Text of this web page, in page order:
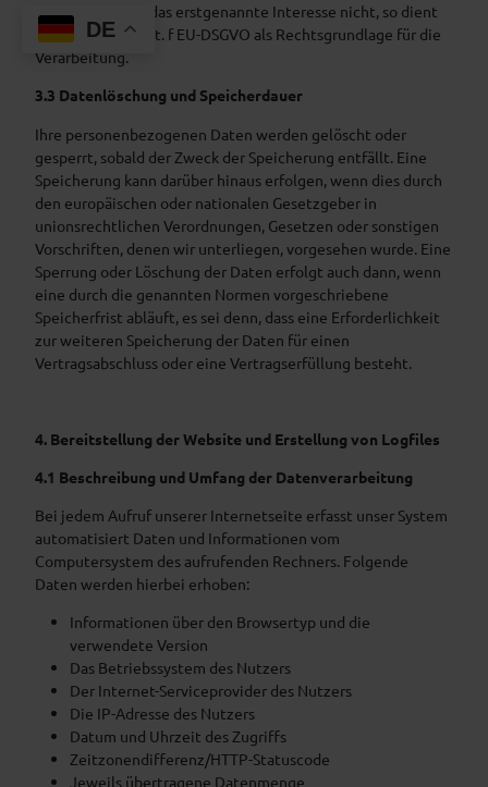
Grundfreiheiten das erstgenannte Interesse nicht, so dient
uns Art. 6 Abs. 1 lit. f EU-DSGVO als Rechtsgrundlage für die
Verarbeitung.
3.3 Datenlöschung und Speicherdauer
Ihre personenbezogenen Daten werden gelöscht oder
gesperrt, sobald der Zweck der Speicherung entfällt. Eine
Speicherung kann darüber hinaus erfolgen, wenn dies durch
den europäischen oder nationalen Gesetzgeber in
unionsrechtlichen Verordnungen, Gesetzen oder sonstigen
Vorschriften, denen wir unterliegen, vorgesehen wurde. Eine
Sperrung oder Löschung der Daten erfolgt auch dann, wenn
eine durch die genannten Normen vorgeschriebene
Speicherfrist abläuft, es sei denn, dass eine Erforderlichkeit
zur weiteren Speicherung der Daten für einen
Vertragsabschluss oder eine Vertragserfüllung besteht.
4. Bereitstellung der Website und Erstellung von Logfiles
4.1 Beschreibung und Umfang der Datenverarbeitung
Bei jedem Aufruf unserer Internetseite erfasst unser System
automatisiert Daten und Informationen vom
Computersystem des aufrufenden Rechners. Folgende
Daten werden hierbei erhoben:
Informationen über den Browsertyp und die
verwendete Version
Das Betriebssystem des Nutzers
Der Internet-Serviceprovider des Nutzers
Die IP-Adresse des Nutzers
Datum und Uhrzeit des Zugriffs
Zeitzonendifferenz/HTTP-Statuscode
Jeweils übertragene Datenmenge
DE